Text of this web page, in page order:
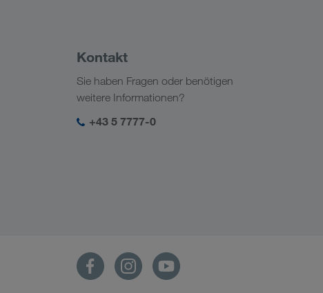
Kontakt
Sie haben Fragen oder benötigen
weitere Informationen?
+43 5 7777-0